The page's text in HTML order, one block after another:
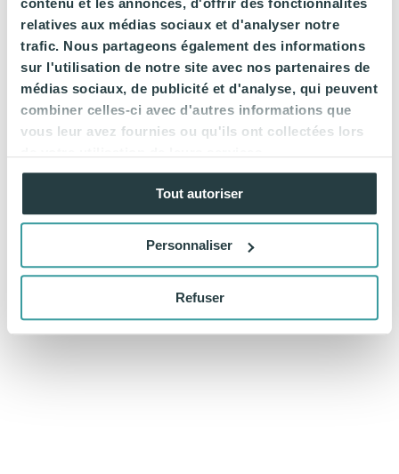
contenu et les annonces, d'offrir des fonctionnalités
relatives aux médias sociaux et d'analyser notre
trafic. Nous partageons également des informations
sur l'utilisation de notre site avec nos partenaires de
médias sociaux, de publicité et d'analyse, qui peuvent
combiner celles-ci avec d'autres informations que
vous leur avez fournies ou qu'ils ont collectées lors
Tout autoriser
Personnaliser
Refuser